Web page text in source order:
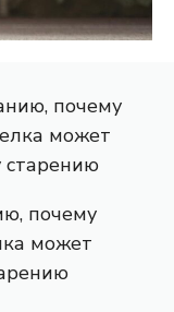
почему
может